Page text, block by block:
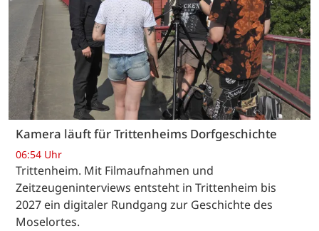
Kamera läuft für Trittenheims Dorfgeschichte
06:54 Uhr
Trittenheim. Mit Filmaufnahmen und
Zeitzeugeninterviews entsteht in Trittenheim bis
2027 ein digitaler Rundgang zur Geschichte des
Moselortes.